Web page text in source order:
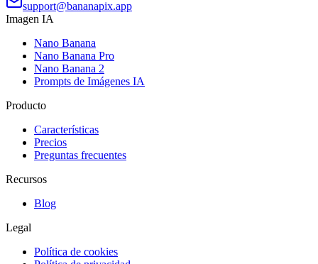
support@bananapix.app
Imagen IA
Nano Banana
Nano Banana Pro
Nano Banana 2
Prompts de Imágenes IA
Producto
Características
Precios
Preguntas frecuentes
Recursos
Blog
Legal
Política de cookies